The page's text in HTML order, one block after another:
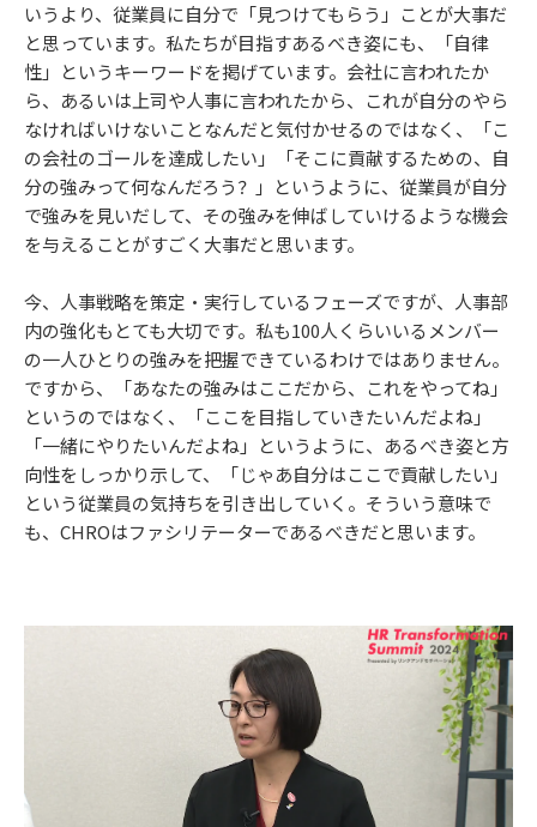
いうより、従業員に自分で「見つけてもらう」ことが大事だ
と思っています。私たちが目指すあるべき姿にも、「自律
性」というキーワードを掲げています。会社に言われたか
ら、あるいは上司や人事に言われたから、これが自分のやら
なければいけないことなんだと気付かせるのではなく、「こ
の会社のゴールを達成したい」「そこに貢献するための、自
分の強みって何なんだろう？」というように、従業員が自分
で強みを見いだして、その強みを伸ばしていけるような機会
を与えることがすごく大事だと思います。
今、人事戦略を策定・実行しているフェーズですが、人事部
内の強化もとても大切です。私も100人くらいいるメンバー
の一人ひとりの強みを把握できているわけではありません。
ですから、「あなたの強みはここだから、これをやってね」
というのではなく、「ここを目指していきたいんだよね」
「一緒にやりたいんだよね」というように、あるべき姿と方
向性をしっかり示して、「じゃあ自分はここで貢献したい」
という従業員の気持ちを引き出していく。そういう意味で
も、CHROはファシリテーターであるべきだと思います。